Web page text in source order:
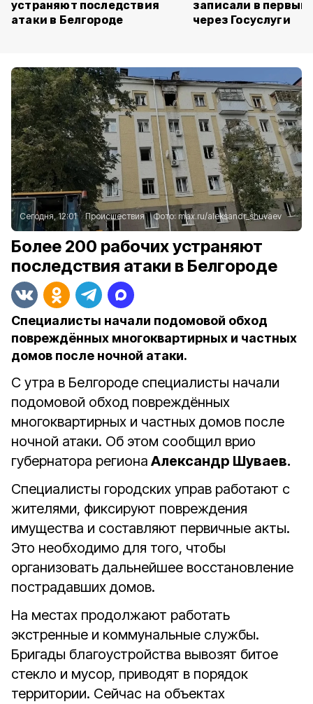
устраняют последствия
атаки в Белгороде
записали в первый
через Госуслуги
Сегодня, 12:01 Происшествия Фото: max.ru/aleksandr_shuvaev
Более 200 рабочих устраняют
последствия атаки в Белгороде
Специалисты начали подомовой обход
повреждённых многоквартирных и частных
домов после ночной атаки.
С утра в Белгороде специалисты начали
подомовой обход повреждённых
многоквартирных и частных домов после
ночной атаки. Об этом сообщил врио
губернатора региона Александр Шуваев.
Специалисты городских управ работают с
жителями, фиксируют повреждения
имущества и составляют первичные акты.
Это необходимо для того, чтобы
организовать дальнейшее восстановление
пострадавших домов.
На местах продолжают работать
экстренные и коммунальные службы.
Бригады благоустройства вывозят битое
стекло и мусор, приводят в порядок
территории. Сейчас на объектах